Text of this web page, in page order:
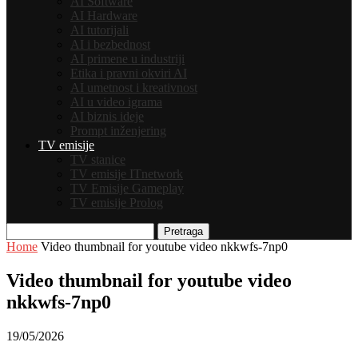
AI Hardware
AI tutorijali
AI i bezbednost
AI primene u industriji
Etika i pravni okviri AI
AI umetnost i kreativnost
AI u video igrama
AI biznis ideje
Prompt inženjering
TV emisije
TV stanice
TV emisije ITnetwork
TV Emisije Gameplay
TV emisije Prolog
Pretraga
Home Video thumbnail for youtube video nkkwfs-7np0
Video thumbnail for youtube video
nkkwfs-7np0
19/05/2026